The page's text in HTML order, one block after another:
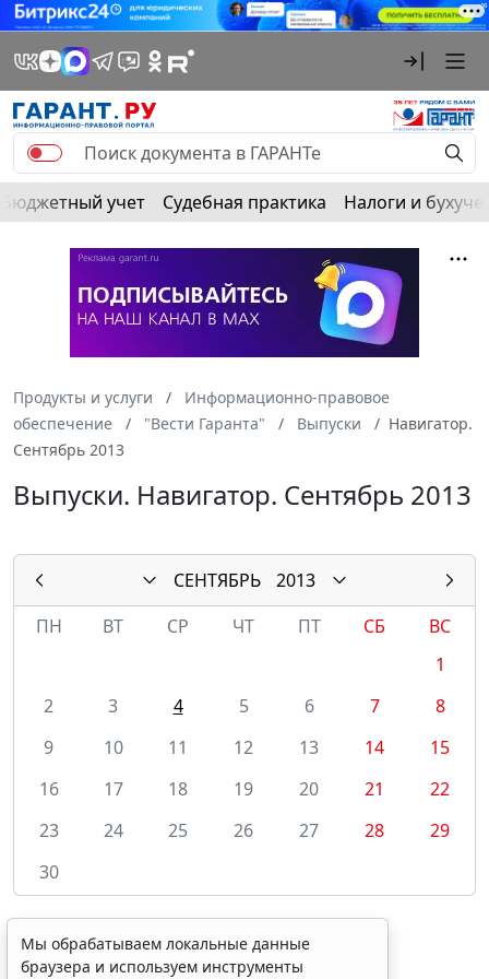
Бюджетный учет Судебная практика Налоги и
Продукты и услуги
Информационно-правовое
обеспечение
"Вести Гаранта" Выпуски
Навигатор.
Сентябрь 2013
Выпуски. Навигатор. Сентябрь 2013
СЕНТЯБРЬ
2013
ПН
ВТ СР ЧТ ПТ СБ
ВС
1
2
3 4 5 6 7
8
9
10 11 12 13 14
15
16
17 18 19 20 21
22
23
24 25 26 27 28
29
30
Мы обрабатываем локальные данные
браузера и используем инструменты